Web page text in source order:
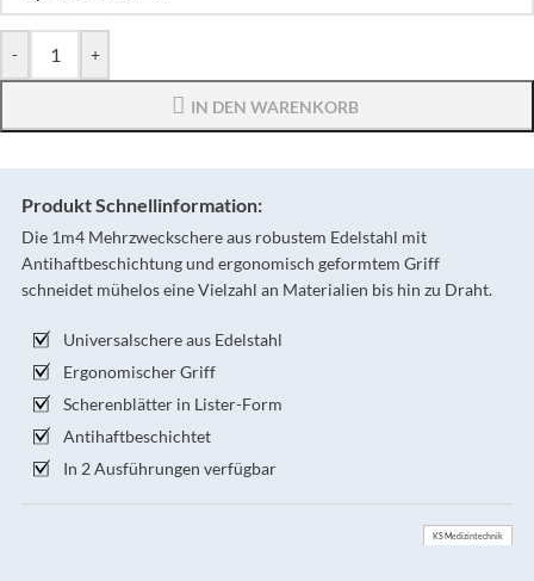
- +
IN DEN WARENKORB
Produkt Schnellinformation:
Die 1m4 Mehrzweckschere aus robustem Edelstahl mit
Antihaftbeschichtung und ergonomisch geformtem Griff
schneidet mühelos eine Vielzahl an Materialien bis hin zu Draht.
Universalschere aus Edelstahl
Ergonomischer Griff
Scherenblätter in Lister-Form
Antihaftbeschichtet
In 2 Ausführungen verfügbar
KS Medizintechnik